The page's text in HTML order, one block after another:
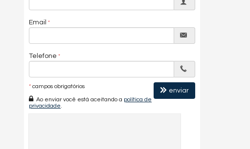
Email
Telefone
* campos obrigatórios
Ao enviar você está aceitando a política de
privacidade
enviar